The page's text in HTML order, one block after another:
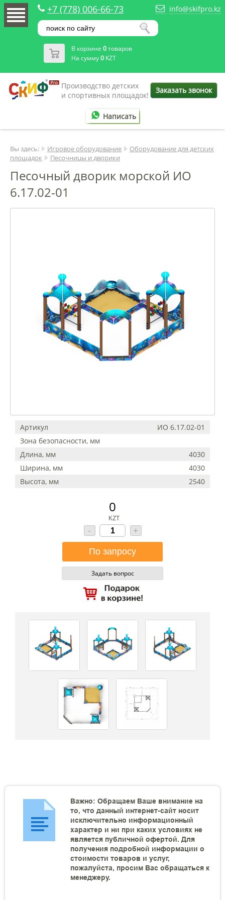
+7 (778) 006-66-73 info@skifpro.kz
В корзине 0товаров
На сумму0 KZT
Производство детских
и спортивных площадок!
Заказать звонок
Написать
Вы здесь: Игровое оборудование
Оборудование для детских
площадок
Песочницы и дворики
Песочный дворик морской ИО
6.17.02-01
Артикул
ИО 6.17.02-01
Зона безопасности, мм
Длина, мм
4030
Ширина, мм
4030
Высота, мм
2540
0
KZT
- +
Задать вопрос
Важно: Обращаем Ваше внимание на
то, что данный интернет-сайт носит
исключительно информационный
характер и ни при каких условиях не
является публичной офертой. Для
получения подробной информации о
стоимости товаров и услуг,
пожалуйста, просим Вас обращаться к
менеджеру.